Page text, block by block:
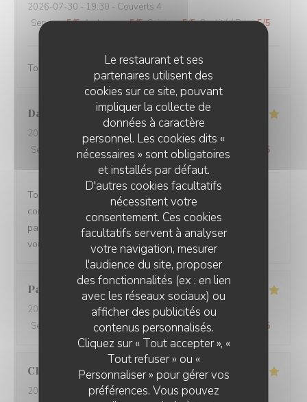
Le restaurant et ses
partenaires utilisent des
cookies sur ce site, pouvant
impliquer la collecte de
données à caractère
personnel. Les cookies dits «
nécessaires » sont obligatoires
et installés par défaut.
D'autres cookies facultatifs
nécessitent votre
consentement. Ces cookies
facultatifs servent à analyser
votre navigation, mesurer
l'audience du site, proposer
des fonctionnalités (ex : en lien
avec les réseaux sociaux) ou
afficher des publicités ou
contenus personnalisés.
Cliquez sur « Tout accepter », «
Tout refuser » ou «
Personnaliser » pour gérer vos
préférences. Vous pouvez
2026-07-30 - 19:30 - Couverts 4
Service:5/5 Ambiance:5/5 Cuisine:5/5 Qualité / Prix:5/5
Toujours servi avec bonne humeur ! Plats délicieux
Damien
2026-08-01
- 19:15 - Couverts 3
Service
/5 Ambiance: 5 /5 Cuisine:5/5 Qualité / Prix /5
Toujours un plaisir de venir dans ce restaurant qui
commence toujours par un accueil chaleureux. Tout est
parfait si service à la cuisine. Ne changez rien Merci à
vous
Pascal
2026-07-31
- 20:45 - Couverts 2
Service
Ambiance: 5/5 Cuisine:5/5 Qualité / Prix /5
Claire
2026-07-30
- 20:30 - Couverts 4